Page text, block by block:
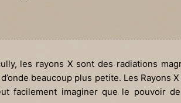
les rayons X sont des radiations
beaucoup plus petite. Les Rayons
facilement imaginer que le pouvoir